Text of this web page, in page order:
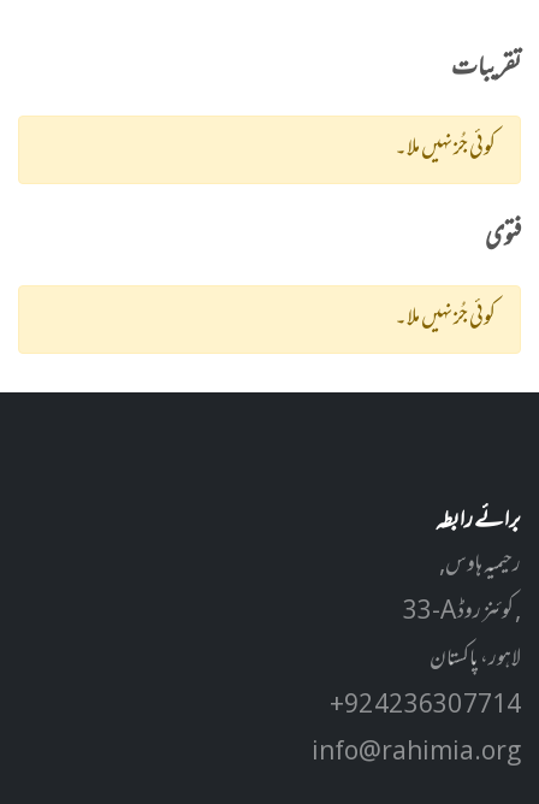
تقریبات
کوئی جُز نہیں ملا۔
فتوی
کوئی جُز نہیں ملا۔
برائے رابطہ
رحیمیہ ہاوس,
33-A کوئنز روڈ ,
لاہور، پاکستان
+92 42 3630 7714
info@rahimia.org